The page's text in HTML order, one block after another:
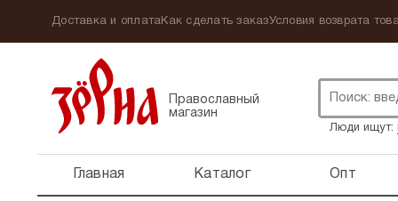
Доставка и оплатаКак сделать заказУсловия возврата
Православный
магазин
Люди ищут:
Главная Каталог Опт